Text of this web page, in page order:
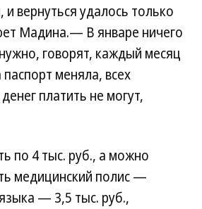
вернуться удалось только
Мадина.— В январе ничего
говорят, каждый месяц
меняла, всех
платить не могут,
по 4 тыс. руб., а можно
медицинский полис —
— 3,5 тыс. руб.,